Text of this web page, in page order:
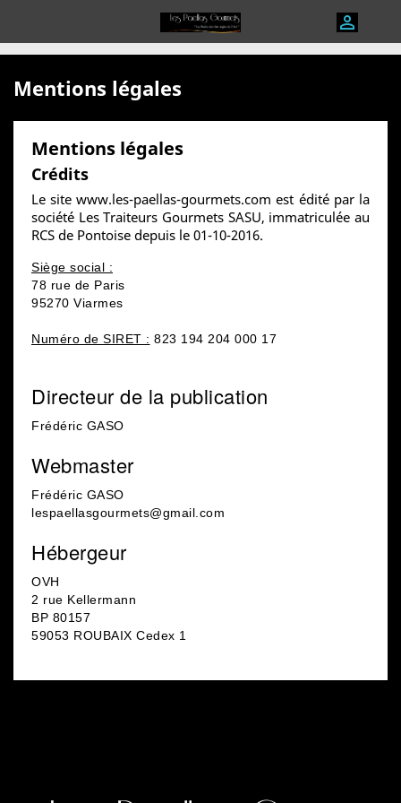

Mentions légales
Mentions légales
Crédits
Le site www.les-paellas-gourmets.com est édité par la
société Les Traiteurs Gourmets SASU, immatriculée au
RCS de Pontoise depuis le 01-10-2016.
Siège social :
78 rue de Paris
95270 Viarmes
Numéro de SIRET : 823 194 204 000 17
Directeur de la publication
Frédéric GASO
Webmaster
Frédéric GASO
lespaellasgourmets@gmail.com
Hébergeur
OVH
2 rue Kellermann
BP 80157
59053 ROUBAIX Cedex 1